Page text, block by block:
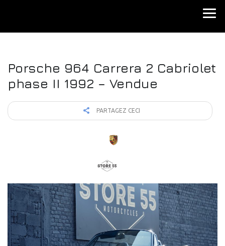
Porsche 964 Carrera 2 Cabriolet
phase II 1992 – Vendue
PARTAGEZ CECI